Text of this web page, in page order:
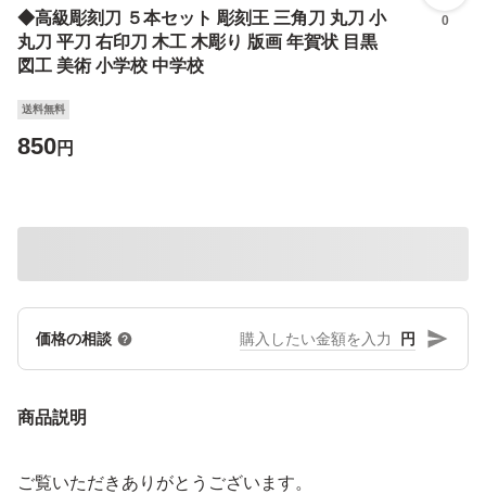
◆高級彫刻刀 ５本セット 彫刻王 三角刀 丸刀 小
丸刀 平刀 右印刀 木工 木彫り 版画 年賀状 目黒
図工 美術 小学校 中学校
0
送料無料
850円
価格の相談 円
商品説明
ご覧いただきありがとうございます。